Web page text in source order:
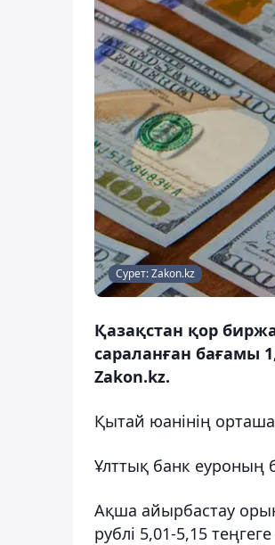
Сурет: Zakon.kz
Қазақстан қор
сараланған бағамы
Zakon.kz.
Қытай юанінің
Ұлттық банк еуроның
Ақша айырбастау
рублі 5,01-5,15